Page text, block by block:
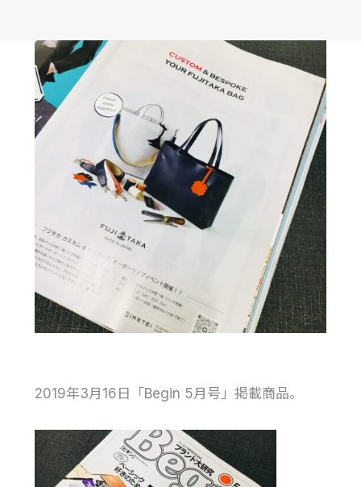
2019年3月16日「Begin 5月号」掲載商品。